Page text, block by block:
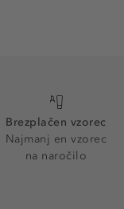
Brezplačen vzorec
Najmanj en vzorec
na naročilo